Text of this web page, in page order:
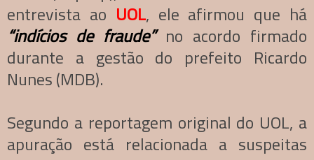
entrevista ao UOL, ele afirmou que há
“indícios de fraude” no acordo firmado
durante a gestão do prefeito Ricardo
Nunes (MDB).
Segundo a reportagem original do UOL, a
apuração está relacionada a suspeitas